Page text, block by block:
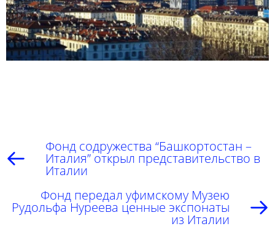
Фонд содружества “Башкортостан –
Италия” открыл представительство в
Италии
Фонд передал уфимскому Музею
Рудольфа Нуреева ценные экспонаты
из Италии